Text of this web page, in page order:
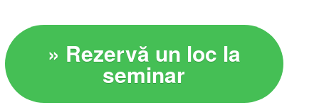
» Rezervă un loc la
seminar